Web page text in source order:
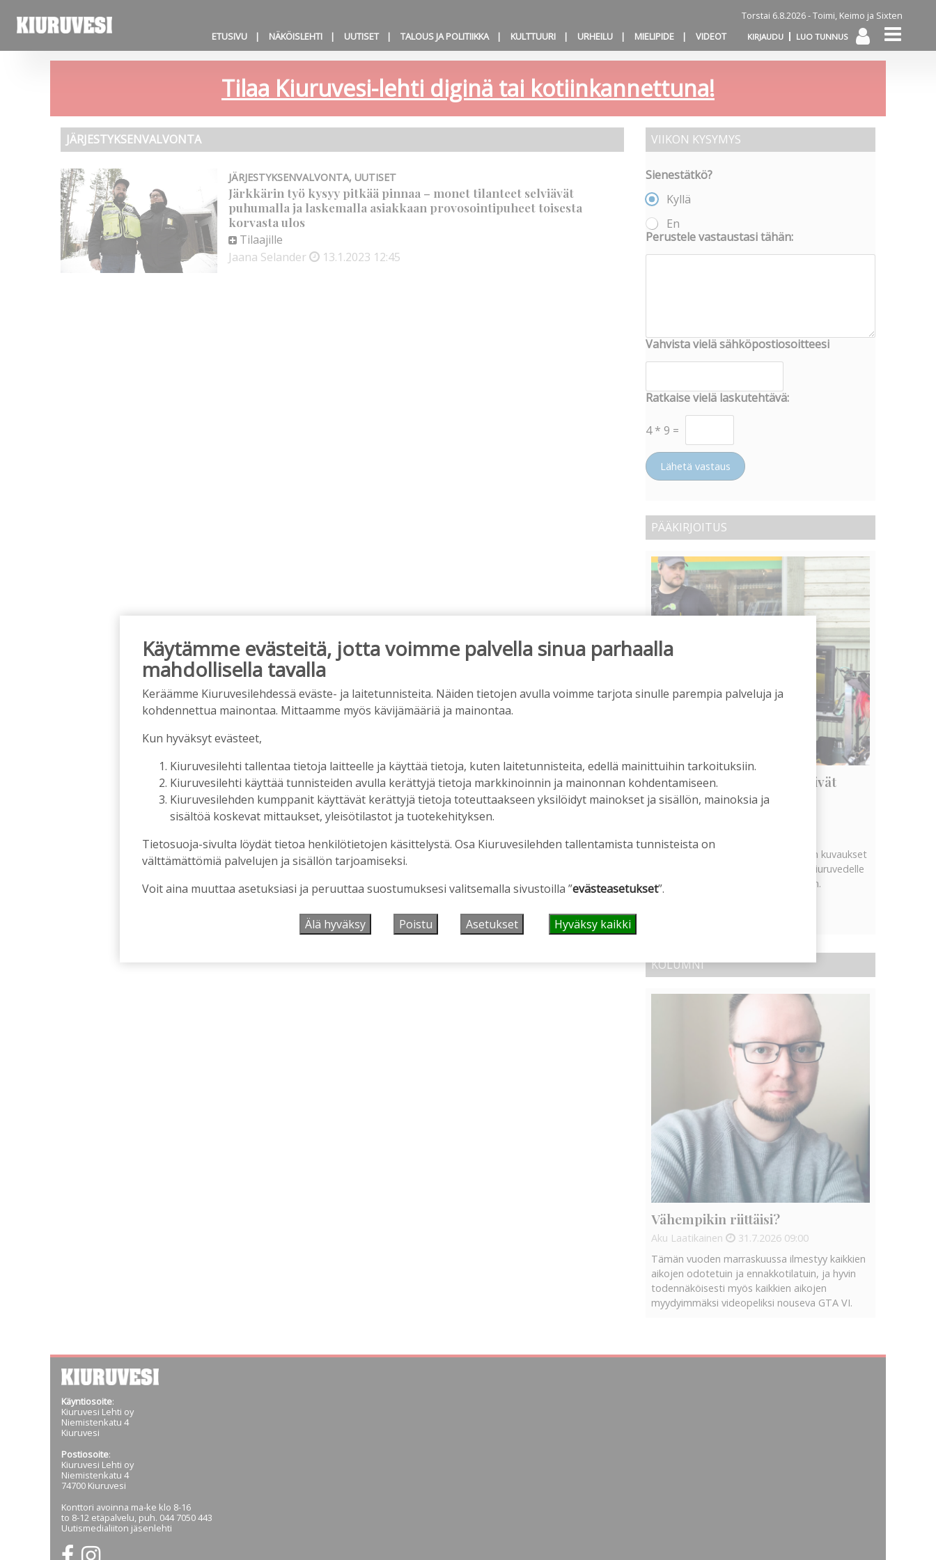
Torstai 6.8.2026 -Toimi, Keimo ja Sixten
ETUSIVU
NÄKÖISLEHTI UUTISET TALOUS JA POLITIIKKA KULTTUURI URHEILU MIELIPIDE VIDEOT KIRJAUDU LUO TUNNUS
Tilaa Kiuruvesi-lehti diginä tai kotiinkannettuna!
JÄRJESTYKSENVALVONTA
JÄRJESTYKSENVALVONTA, UUTISET
Järkkärin työ kysyy pitkää pinnaa – monet tilanteet selviävät
puhumalla ja laskemalla asiakkaan provosointipuheet toisesta
korvasta ulos
Tilaajille
Jaana Selander
13.1.2023 12:45
VIIKON KYSYMYS
Sienestätkö?
Kyllä
En
Perustele vastaustasi tähän:
Vahvista vielä sähköpostiosoitteesi
Ratkaise vielä laskutehtävä:
4 * 9 =
Lähetä vastaus
PÄÄKIRJOITUS
Vanhat rakennukset näyttivät
arvonsa yllättävällä tavalla
Tekeillä olevan uuden televisiosarjan kuvaukset
ovat tuoneet tervetullutta vipinää Kiuruvedelle
Iskelmäviikon jälkeiseen hiljaisuuteen.
KOLUMNI
Vähempikin riittäisi?
Aku Laatikainen 31.7.2026 09:00
Tämän vuoden marraskuussa ilmestyy kaikkien
aikojen odotetuin ja ennakkotilatuin, ja hyvin
todennäköisesti myös kaikkien aikojen
myydyimmäksi videopeliksi nouseva GTA VI.
Käyntiosoite:
Kiuruvesi Lehti oy
Niemistenkatu 4
Kiuruvesi
Postiosoite:
Kiuruvesi Lehti oy
Niemistenkatu 4
74700 Kiuruvesi
Konttori avoinna ma-ke klo 8-16
to 8-12 etäpalvelu, puh. 044 7050 443
Uutismedialiiton jäsenlehti
Käytämme evästeitä, jotta voimme palvella sinua parhaalla
mahdollisella tavalla
Keräämme Kiuruvesilehdessä eväste- ja laitetunnisteita. Näiden tietojen avulla voimme tarjota sinulle parempia palveluja ja
kohdennettua mainontaa. Mittaamme myös kävijämääriä ja mainontaa.
Kun hyväksyt evästeet,
Kiuruvesilehti tallentaa tietoja laitteelle ja käyttää tietoja, kuten laitetunnisteita, edellä mainittuihin tarkoituksiin.
Kiuruvesilehti käyttää tunnisteiden avulla kerättyjä tietoja markkinoinnin ja mainonnan kohdentamiseen.
Kiuruvesilehden kumppanit käyttävät kerättyjä tietoja toteuttaakseen yksilöidyt mainokset ja sisällön, mainoksia ja
sisältöä koskevat mittaukset, yleisötilastot ja tuotekehityksen.
Tietosuoja-sivulta löydät tietoa henkilötietojen käsittelystä. Osa Kiuruvesilehden tallentamista tunnisteista on
välttämättömiä palvelujen ja sisällön tarjoamiseksi.
Voit aina muuttaa asetuksiasi ja peruuttaa suostumuksesi valitsemalla sivustoilla ”evästeasetukset”.
Älä hyväksy Poistu Asetukset Hyväksy kaikki